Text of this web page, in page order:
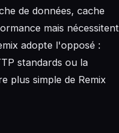
de données, cache
mais nécessitent
adopte l'opposé :
standards ou la
plus simple de Remix